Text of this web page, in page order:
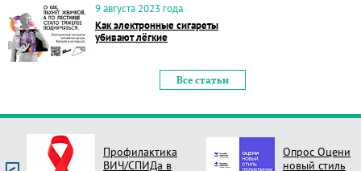
9 августа 2023 года
Как электронные сигареты
убивают лёгкие
Все статьи
Профилактика
ВИЧ/СПИДа в
Опрос Оцени
новый стиль